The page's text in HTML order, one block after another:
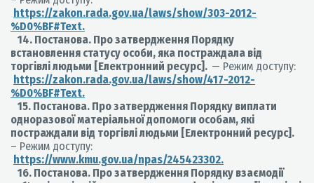
https://zakon.rada.gov.ua/laws/show/303-2012-
%D0%BF#Text.
14. Постанова. Про затвердження Порядку
встановлення статусу особи, яка постраждала від
торгівлі людьми [Електронний ресурс]. — Режим доступу:
https://zakon.rada.gov.ua/laws/show/417-2012-
%D0%BF#Text.
15. Постанова. Про затвердження Порядку виплати
одноразової матеріальної допомоги особам, які
постраждали від торгівлі людьми [Електронний ресурс].
– Режим доступу:
https://www.kmu.gov.ua/npas/245423302.
16. Постанова. Про затвердження Порядку взаємодії